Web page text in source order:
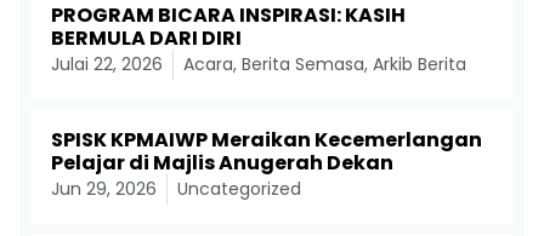
PROGRAM BICARA INSPIRASI: KASIH
BERMULA DARI DIRI
Julai 22, 2026 Acara, Berita Semasa, Arkib Berita
SPISK KPMAIWP Meraikan Kecemerlangan
Pelajar di Majlis Anugerah Dekan
Jun 29, 2026 Uncategorized